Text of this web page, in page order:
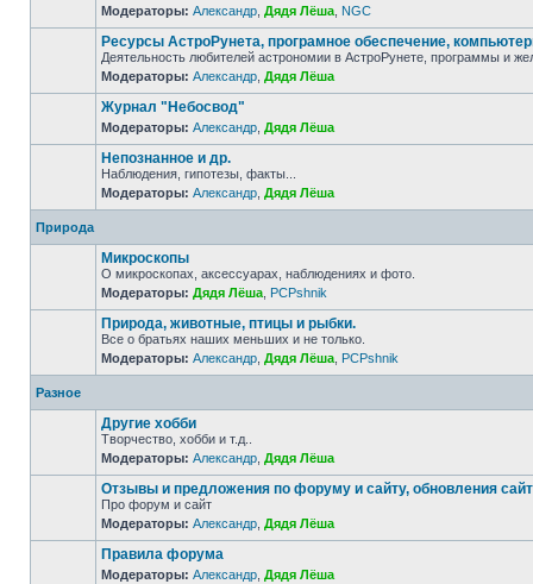
Модераторы: Александр Дядя Лёша NGC
Ресурсы АстроРунета, програмное обеспечение,
Деятельность любителей астрономии в АстроРунете, программы и
Модераторы: Александр Дядя Лёша
Журнал "Небосвод"
Модераторы: Александр Дядя Лёша
Непознанное и др.
Наблюдения, гипотезы, факты...
Модераторы: Александр Дядя Лёша
Природа
Микроскопы
О микроскопах, аксессуарах, наблюдениях и фото.
Модераторы: Дядя Лёша PCPshnik
Природа, животные, птицы и рыбки.
Все о братьях наших меньших и не только.
Модераторы: Александр Дядя Лёша PCPshnik
Разное
Другие хобби
Творчество, хобби и т.д..
Модераторы: Александр Дядя Лёша
Отзывы и предложения по форуму и сайту, обновления
Про форум и сайт
Модераторы: Александр Дядя Лёша
Правила форума
Модераторы: Александр Дядя Лёша